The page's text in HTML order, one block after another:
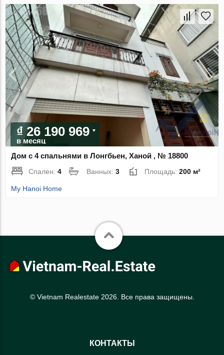
₫ 26 190 969
в месяц
Дом с 4 спальнями в Лонгбьен, Ханой , № 18800
Спален:4 Ванных:3 Площадь:200 м²
My Hanoi Home
© Vietnam Realestate 2026. Все права защищены.
КОНТАКТЫ